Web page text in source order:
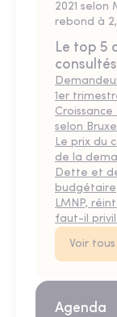
2021 selon
rebond à
Le top 5
consultés
1er
Croissance
selon
Le prix du
de la
Dette et
budgétaire
LMNP,
faut-il
Voir
Agenda